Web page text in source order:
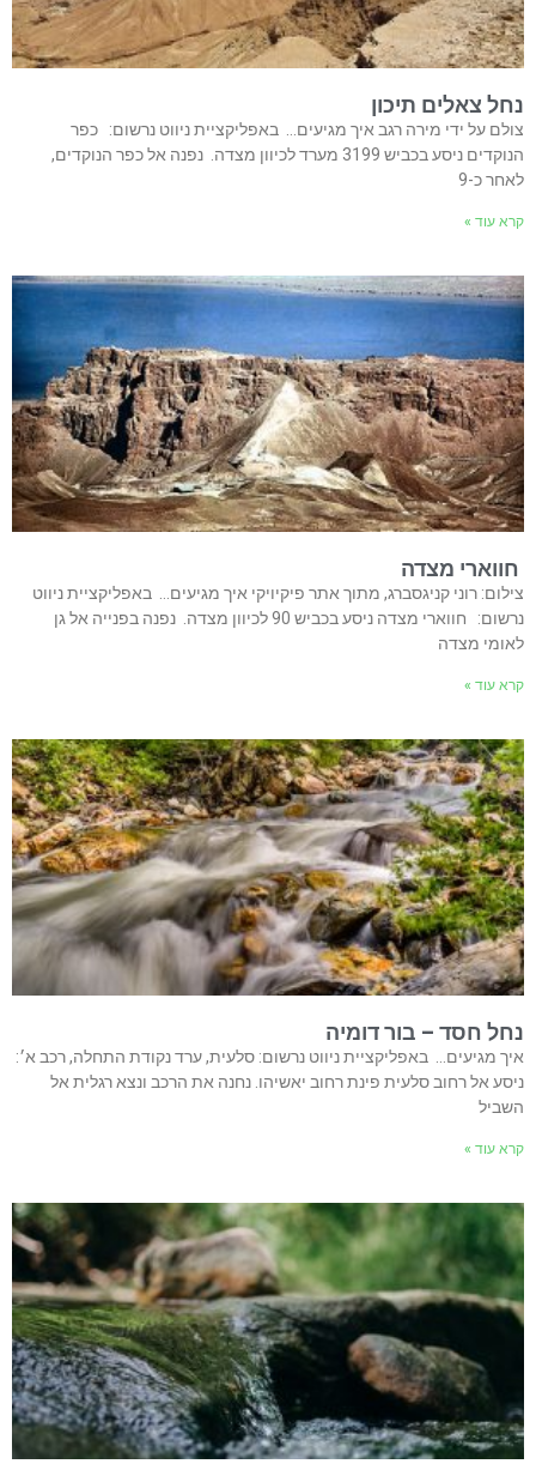
נחל צאלים תיכון
צולם על ידי מירה רגב איך מגיעים… באפליקציית ניווט נרשום: כפר
הנוקדים ניסע בכביש 3199 מערד לכיוון מצדה. נפנה אל כפר הנוקדים,
לאחר כ-9
קרא עוד »
חווארי מצדה
צילום: רוני קניגסברג, מתוך אתר פיקיויקי איך מגיעים… באפליקציית ניווט
נרשום: חווארי מצדה ניסע בכביש 90 לכיוון מצדה. נפנה בפנייה אל גן
לאומי מצדה
קרא עוד »
נחל חסד – בור דומיה
איך מגיעים… באפליקציית ניווט נרשום: סלעית, ערד נקודת התחלה, רכב א׳:
ניסע אל רחוב סלעית פינת רחוב יאשיהו. נחנה את הרכב ונצא רגלית אל
השביל
קרא עוד »